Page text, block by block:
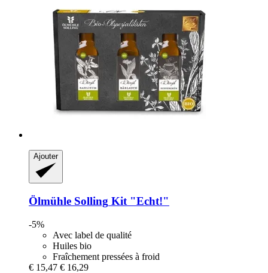
Ajouter
Ölmühle Solling Kit "Echt!"
-5%
Avec label de qualité
Huiles bio
Fraîchement pressées à froid
€ 15,47 € 16,29